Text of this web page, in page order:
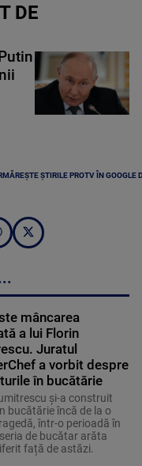
DE
ȘTIRILE PROTV ÎN GOOGLE
mâncarea
a lui Florin
Juratul
a vorbit despre
în bucătărie
și-a construit
bucătărie încă de la o
într-o perioadă în
de bucătar arăta
față de astăzi.